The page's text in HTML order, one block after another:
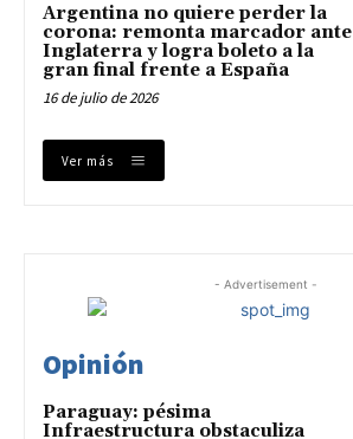
Argentina no quiere perder la
corona: remonta marcador ante
Inglaterra y logra boleto a la
gran final frente a España
16 de julio de 2026
Ver más
- Advertisement -
Opinión
Paraguay: pésima
Infraestructura obstaculiza